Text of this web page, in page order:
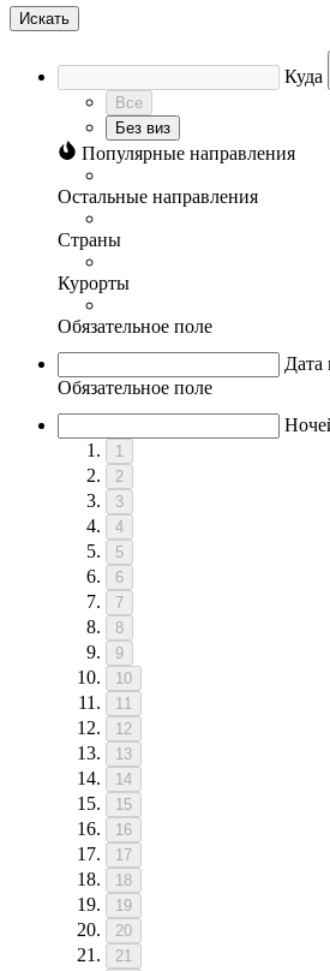
Искать
Куда
Все
Без виз
Популярные направления
Остальные направления
Страны
Курорты
Обязательное поле
Дата
Обязательное поле
1
2
3
4
5
6
7
8
9
10
11
12
13
14
15
16
17
18
19
20
21